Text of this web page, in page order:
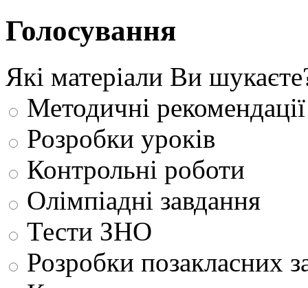
Голосування
Які матеріали Ви
Методичні рекомендації
Розробки уроків
Контрольні роботи
Олімпіадні завдання
Тести ЗНО
Розробки позакласних